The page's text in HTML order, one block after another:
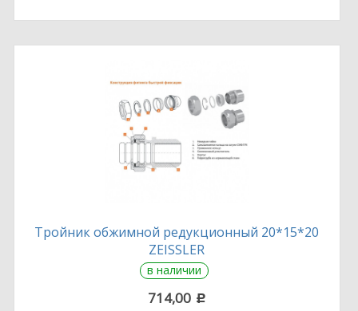
Тройник обжимной редукционный 20*15*20
ZEISSLER
в наличии
714,00 c